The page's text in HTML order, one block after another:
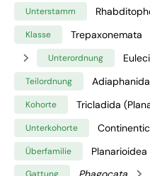
Unterstamm
Klasse Trepaxonemata
Unterordnung
Teilordnung Adiaphanida
Kohorte Tricladida
Unterkohorte
Überfamilie Planarioidea